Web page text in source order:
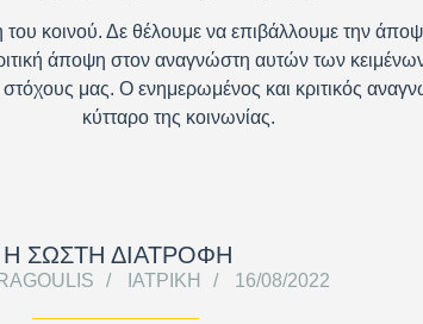
του κοινού. Δε θέλουμε να επιβάλλουμε την
άποψη στον αναγνώστη αυτών των
μας. Ο ενημερωμένος και κριτικός
κύτταρο της κοινωνίας.
Η ΣΩΣΤΗ ΔΙΑΤΡΟΦΗ
ΙΑΤΡΙΚΉ 16/08/2022